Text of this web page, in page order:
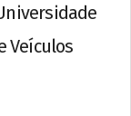
Veículos